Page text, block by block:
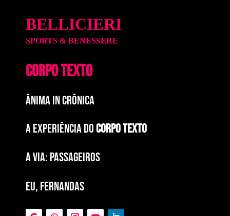
BELLICIERI
SPORTS & BENESSERE
CORPO TEXTO
ÂNIMA IN CRÔNICA
A EXPERIÊNCIA DOCORPO TEXTO
a via: paSSAGEIROS
EU, FERNANDAS